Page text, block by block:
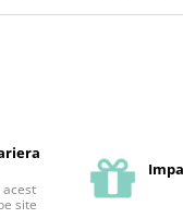
site